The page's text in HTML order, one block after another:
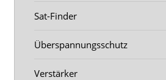
Sat-Finder
Überspannungsschutz
Verstärker